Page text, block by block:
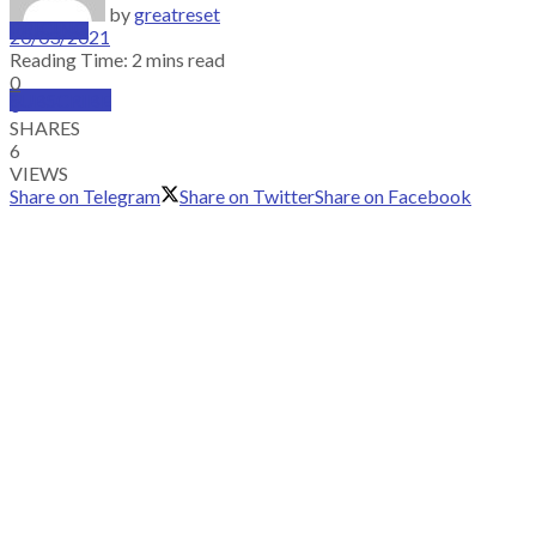
PRICING
SUBSCRIBE
bygreatreset
20/03/2021
Reading Time: 2 mins read
0
SHARES
6
VIEWS
Share on Telegram
Share on TwitterShare on Facebook